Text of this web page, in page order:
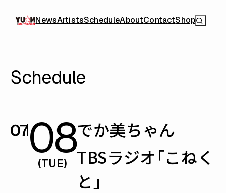
NewsArtistsScheduleAboutContactShop
Schedule
0708
(TUE)
でか美ちゃん
TBSラジオ「こねく
と」